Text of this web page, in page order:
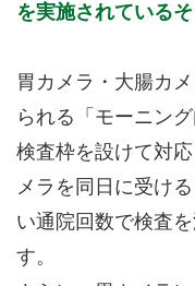
を実施されているそ
胃カメラ・大腸カ
られる「モーニン
検査枠を設けて対
メラを同日に受け
い通院回数で検査
す。